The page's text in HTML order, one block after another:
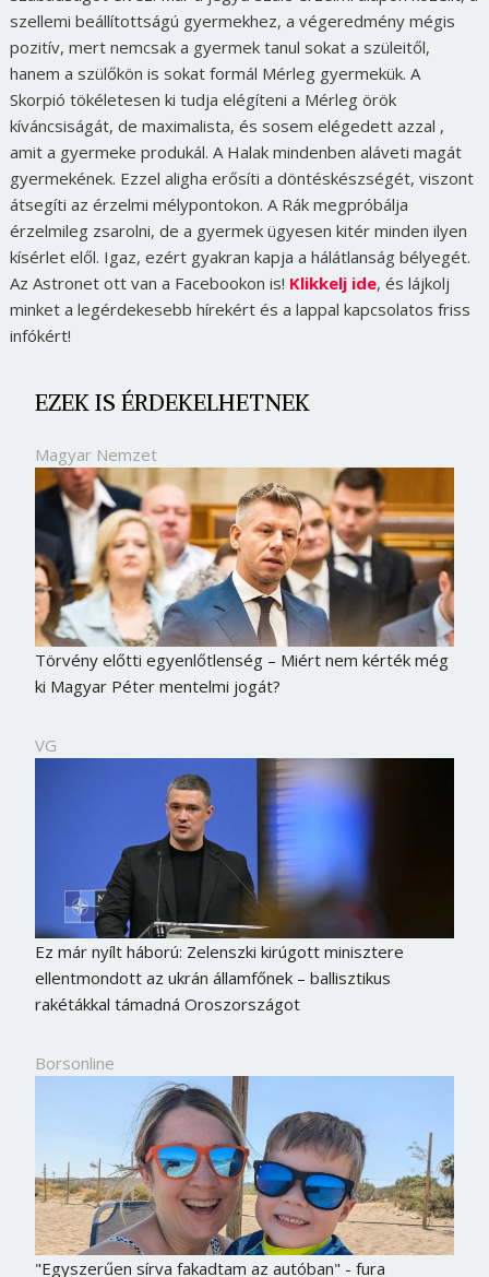
szellemi beállítottságú gyermekhez, a végeredmény mégis
pozitív, mert nemcsak a gyermek tanul sokat a szüleitől,
hanem a szülőkön is sokat formál Mérleg gyermekük. A
Skorpió tökéletesen ki tudja elégíteni a Mérleg örök
kíváncsiságát, de maximalista, és sosem elégedett azzal ,
amit a gyermeke produkál. A Halak mindenben aláveti magát
gyermekének. Ezzel aligha erősíti a döntéskészségét, viszont
átsegíti az érzelmi mélypontokon. A Rák megpróbálja
érzelmileg zsarolni, de a gyermek ügyesen kitér minden ilyen
kísérlet elől. Igaz, ezért gyakran kapja a hálátlanság bélyegét.
Az Astronet ott van a Facebookon is! Klikkelj ide, és lájkolj
minket a legérdekesebb hírekért és a lappal kapcsolatos friss
infókért!
EZEK IS ÉRDEKELHETNEK
Magyar Nemzet
Törvény előtti egyenlőtlenség – Miért nem kérték még
ki Magyar Péter mentelmi jogát?
VG
Ez már nyílt háború: Zelenszki kirúgott minisztere
ellentmondott az ukrán államfőnek – ballisztikus
rakétákkal támadná Oroszországot
Borsonline
"Egyszerűen sírva fakadtam az autóban" - fura